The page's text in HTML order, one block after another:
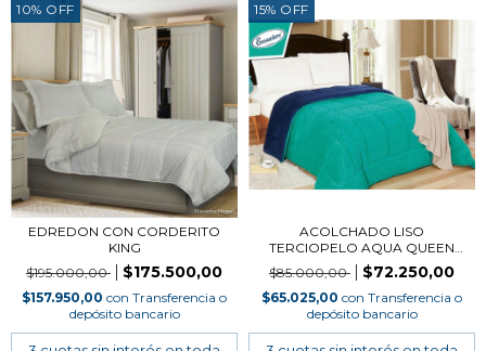
10% OFF
EDREDON CON CORDERITO
KING
$195.000,00
$175.500,00
$157.950,00 con Transferencia o
depósito bancario
15% OFF
ACOLCHADO LISO
TERCIOPELO AQUA QUEEN
SIZ...
$85.000,00 $72.250,00
$65.025,00 con Transferencia o
depósito bancario